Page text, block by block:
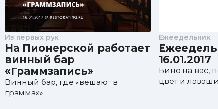
Из первых рук
На Пионерской работает
винный бар
«Граммзапись»
Винный бар, где «вешают в
граммах».
Ежеедельник
16.01.2017
Вино на вес,
цвет и